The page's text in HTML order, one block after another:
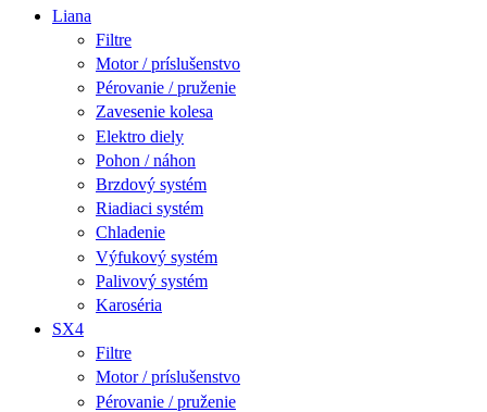
Liana
Filtre
Motor / príslušenstvo
Pérovanie / pruženie
Zavesenie kolesa
Elektro diely
Pohon / náhon
Brzdový systém
Riadiaci systém
Chladenie
Výfukový systém
Palivový systém
Karoséria
SX4
Filtre
Motor / príslušenstvo
Pérovanie / pruženie